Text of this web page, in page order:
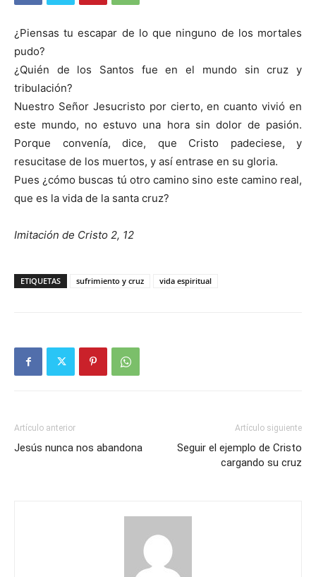
¿Piensas tu escapar de lo que ninguno de los mortales
pudo?
¿Quién de los Santos fue en el mundo sin cruz y
tribulación?
Nuestro Señor Jesucristo por cierto, en cuanto vivió en
este mundo, no estuvo una hora sin dolor de pasión.
Porque convenía, dice, que Cristo padeciese, y
resucitase de los muertos, y así entrase en su gloria.
Pues ¿cómo buscas tú otro camino sino este camino real,
que es la vida de la santa cruz?
Imitación de Cristo 2, 12
ETIQUETAS sufrimiento y cruz vida espiritual
Artículo anterior
Jesús nunca nos abandona
Artículo siguiente
Seguir el ejemplo de Cristo
cargando su cruz